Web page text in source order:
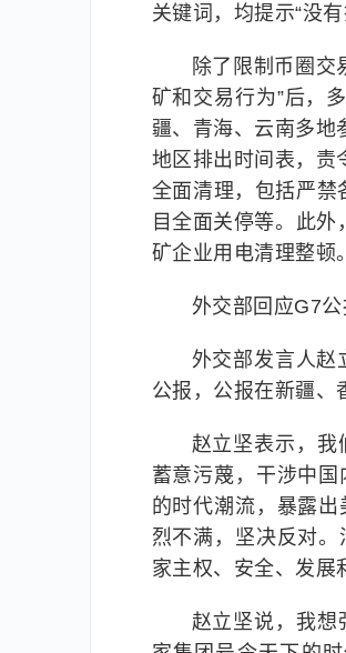
关键词，均提示“没
除了限制币圈交
矿和交易行为”后，
疆、青海、云南多地
地区排出时间表，责
全面清理，包括严禁
目全面关停等。此
矿企业用电清理整顿。
外交部回应G7
外交部发言人赵
公报，公报在新疆、
赵立坚表示，我
蓄意污蔑，干涉中
的时代潮流，暴露
烈不满，坚决反对
家主权、安全、发展
赵立坚说，我想